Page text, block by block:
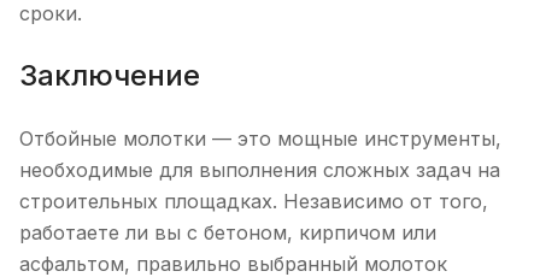
сроки.
Заключение
Отбойные молотки — это мощные инструменты,
необходимые для выполнения сложных задач на
строительных площадках. Независимо от того,
работаете ли вы с бетоном, кирпичом или
асфальтом, правильно выбранный молоток